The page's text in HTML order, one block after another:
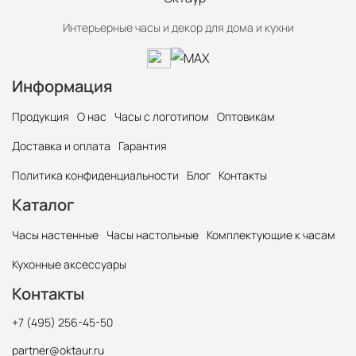
Интерьерные часы и декор для дома и кухни
Информация
Продукция О нас Часы с логотипом Оптовикам
Доставка и оплата
Гарантия
Политика конфиденциальности
Блог Контакты
Каталог
Часы настенные Часы настольные Комплектующие к часам
Кухонные аксессуары
Контакты
+7 (495) 256-45-50
partner@oktaur.ru